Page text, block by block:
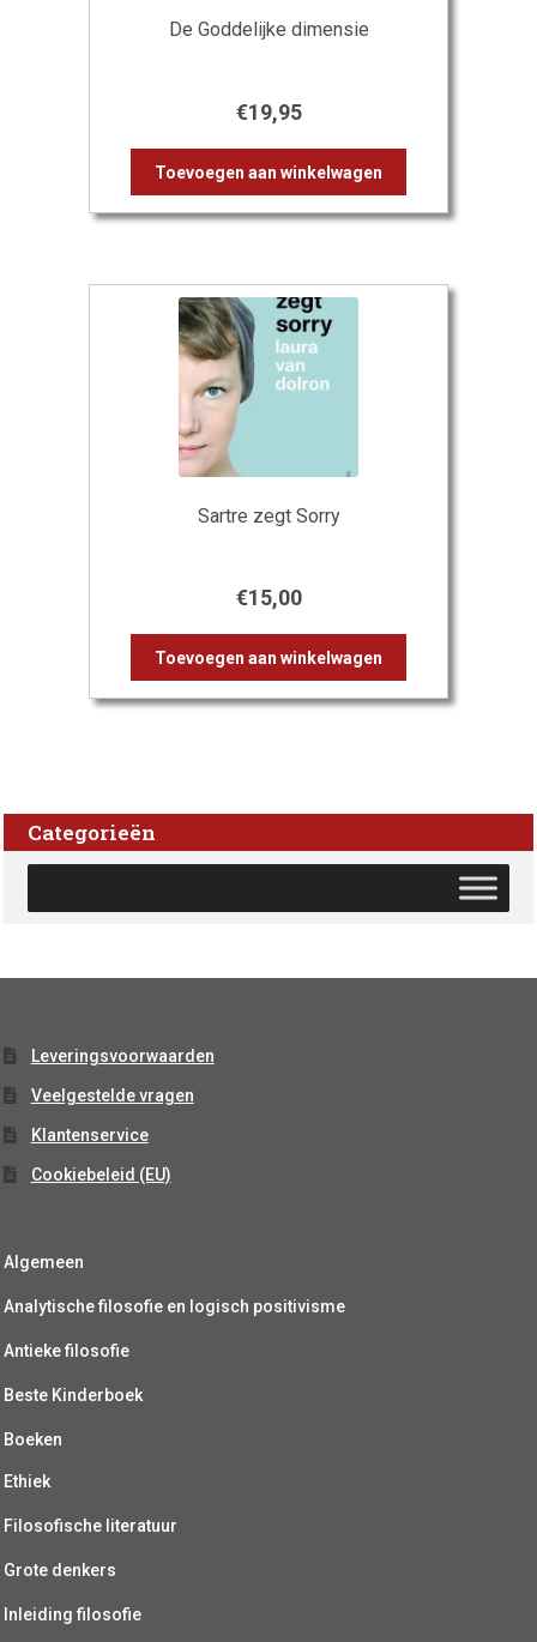
De Goddelijke dimensie
€19,95
Toevoegen aan winkelwagen
Sartre zegt Sorry
€15,00
Toevoegen aan winkelwagen
Categorieën
Leveringsvoorwaarden
Veelgestelde vragen
Klantenservice
Cookiebeleid (EU)
Algemeen
Analytische filosofie en logisch positivisme
Antieke filosofie
Beste Kinderboek
Boeken
Ethiek
Filosofische literatuur
Grote denkers
Inleiding filosofie